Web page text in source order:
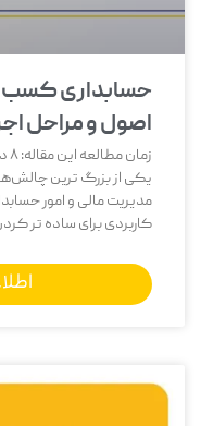
حسابداری
اصول و مراحل
زمان مطالعه این مقاله:8
یکی از بزرگ‌ ترین
کاربردی برای ساده تر